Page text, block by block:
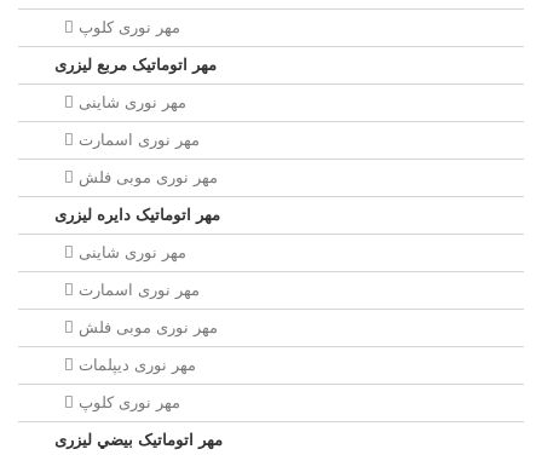
مهر نوری کلوپ
مهر اتوماتیک مربع لیزری
مهر نوری شاینی
مهر نوری اسمارت
مهر نوری موبی فلش
مهر اتوماتیک دايره لیزری
مهر نوری شاینی
مهر نوری اسمارت
مهر نوری موبی فلش
مهر نوری دیپلمات
مهر نوری کلوپ
مهر اتوماتیک بيضي لیزری